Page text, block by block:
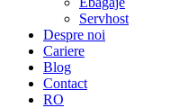
Servhost
Despre noi
Cariere
Blog
Contact
RO